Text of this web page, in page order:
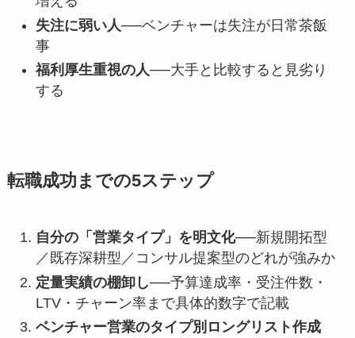
失注に弱い人──ベンチャーは失注が日常茶飯
事
福利厚生重視の人──大手と比較すると見劣り
する
転職成功までの5ステップ
自分の「営業タイプ」を明文化──新規開拓型
／既存深耕型／コンサル提案型のどれが強みか
定量実績の棚卸し──予算達成率・受注件数・
LTV・チャーン率まで具体的数字で記載
ベンチャー営業のタイプ別ロングリスト作成